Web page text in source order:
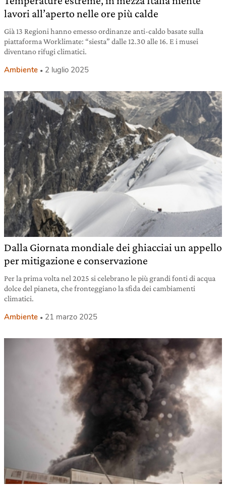
lavori all’aperto nelle ore più calde
Già 13 Regioni hanno emesso ordinanze anti-caldo basate sulla
piattaforma Worklimate: “siesta” dalle 12.30 alle 16. E i musei
diventano rifugi climatici.
Ambiente 2 luglio 2025
Dalla Giornata mondiale dei ghiacciai un appello
per mitigazione e conservazione
Per la prima volta nel 2025 si celebrano le più grandi fonti di acqua
dolce del pianeta, che fronteggiano la sfida dei cambiamenti
climatici.
Ambiente 21 marzo 2025